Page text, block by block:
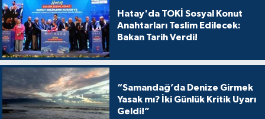
Hatay'da TOKİ Sosyal Konut
Anahtarları Teslim Edilecek:
Bakan Tarih Verdi!
“Samandağ’da Denize Girmek
Yasak mı? İki Günlük Kritik Uyarı
Geldi!”